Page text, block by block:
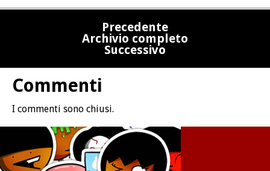
Precedente
Archivio completo
Successivo
Commenti
I commenti sono chiusi.